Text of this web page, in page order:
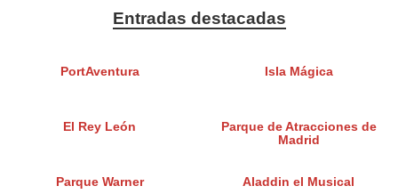
Entradas destacadas
PortAventura Isla Mágica
El Rey León
Parque de Atracciones de
Madrid
Parque Warner Aladdin el Musical